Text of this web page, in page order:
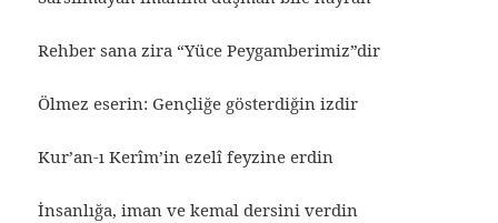
Rehber sana zira “Yüce Peygamberimiz”dir
Ölmez eserin: Gençliğe gösterdiğin izdir
Kur’an-ı Kerîm’in ezelî feyzine erdin
İnsanlığa, iman ve kemal dersini verdin